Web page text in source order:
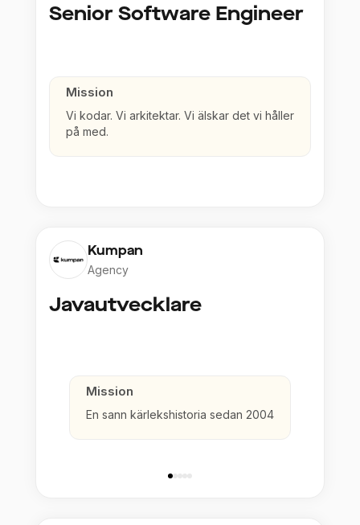
Senior Software Engineer
Mission
Vi kodar. Vi arkitektar. Vi älskar det vi håller
på med.
Kumpan
Agency
Javautvecklare
Mission
En sann kärlekshistoria sedan 2004